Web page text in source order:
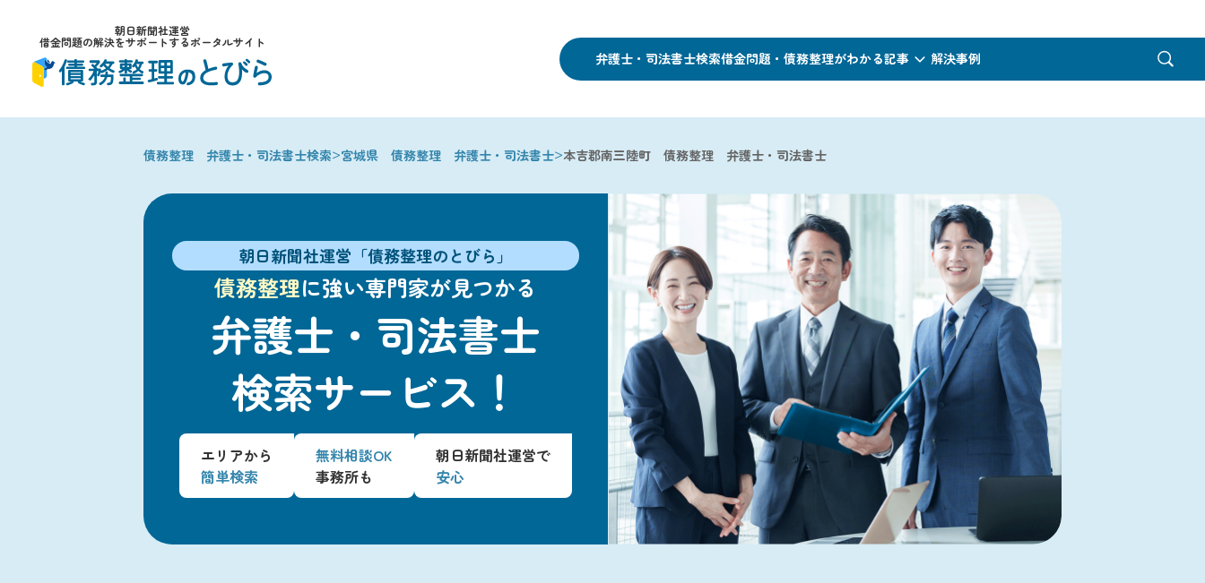
朝日新聞社運営
借金問題の解決をサポートするポータルサイト
弁護士・司法書士検索借金問題・債務整理がわかる記事 解決事例
債務整理 弁護士・司法書士検索>宮城県 債務整理 弁護士・司法書士>本吉郡南三陸町 債務整理 弁護士・司法書士
朝日新聞社運営「債務整理のとびら」
債務整理に強い専門家が見つかる
弁護士・司法書士
検索サービス！
エリアから
簡単検索
無料相談OK
事務所も
朝日新聞社運営で
安心